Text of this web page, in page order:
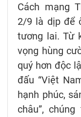
Cách mạng
2/9 là dịp để
tương lai. Từ
vọng hùng
quý hơn độc
đấu “Việt
hạnh phúc,
châu”,